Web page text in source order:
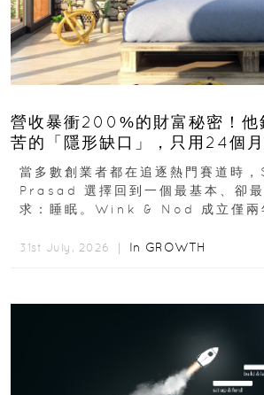
營收暴衝200%的財富秘密！他
苦的「隱形缺口」，只用24個
蹟
當多數創業者都在追逐熱門賽道時
Prasad 選擇回到一個最基本、卻
求：睡眠。Wink & Nod 成立僅兩
31st July, 2026 ｜ In GROWTH